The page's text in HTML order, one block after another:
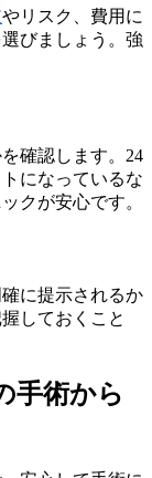
やリスク、費用に
びましょう。強
確認します。24
になっているな
クが安心です。
に提示されるか
しておくこと
手術から